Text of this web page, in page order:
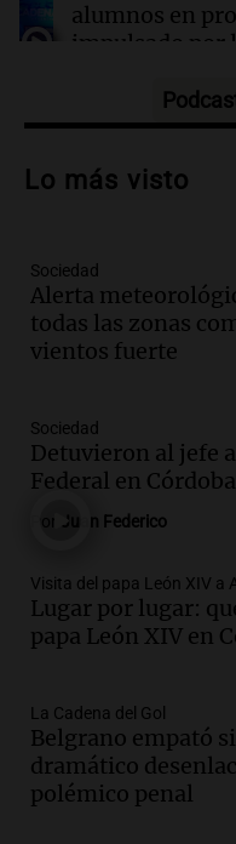
alumnos en
impulsado por
Audio.Osvaldo
argentino en
Audio.Riesgo
Córdoba a
Noticias
Audio.
Mendoza por
Redentor sigue
Episodios
Audio.
Pullaro
en el proyecto
Rosario
Noticias Rosario
Audio.
Federal por
Córdoba y
Panorama Federal
Lo más visto
Sociedad
Alerta
todas las zonas
vientos fuerte
Sociedad
Detuvieron al jefe
Federal en Córdoba
Juan Federico
Visita del papa León XIV a
Lugar por lugar:
papa León XIV en
La Cadena del Gol
Belgrano empató
dramático
polémico penal